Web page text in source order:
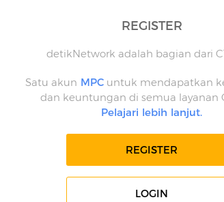
REGISTER
detikNetwork adalah bagian dari
Satu akun MPCuntuk mendapatkan
dan keuntungan di semua layanan
Pelajari lebih lanjut.
REGISTER
LOGIN